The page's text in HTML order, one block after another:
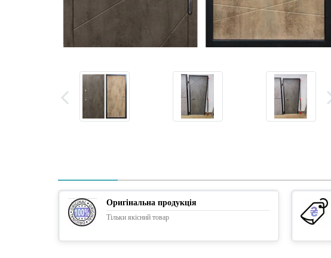
Оригінальна продукція
Тільки якісний товар